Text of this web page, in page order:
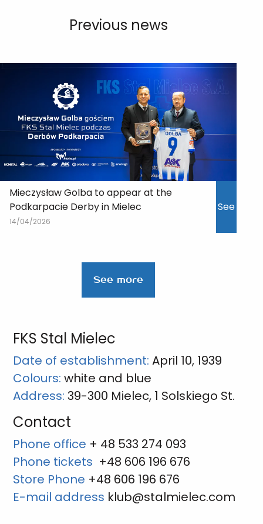
Previous news
Mieczysław Golba to appear at the
Podkarpacie Derby in Mielec
14/04/2026
See
See more
FKS Stal Mielec
Date of establishment: April 10, 1939
Colours: white and blue
Address: 39-300 Mielec, 1 Solskiego St.
Contact
Phone office + 48 533 274 093
Phone tickets +48 606 196 676
Store Phone +48 606 196 676
E-mail address klub@stalmielec.com